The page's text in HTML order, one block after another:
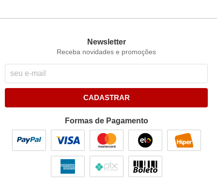
Newsletter
Receba novidades e promoções
CADASTRAR
Formas de Pagamento